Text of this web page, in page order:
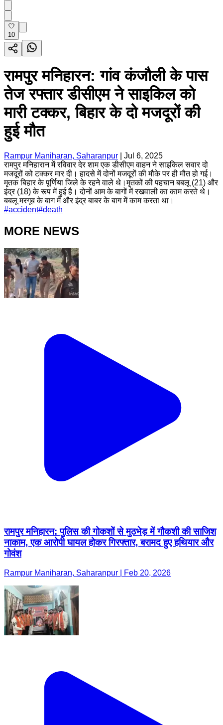
10
रामपुर मनिहारन: गांव कंजौली के पास
तेज रफ्तार डीसीएम ने साइकिल को
मारी टक्कर, बिहार के दो मजदूरों की
हुई मौत
Rampur Maniharan, Saharanpur
Jul 6, 2025
रामपुर मनिहारान में रविवार देर शाम एक डीसीएम वाहन ने साइकिल सवार दो
मजदूरों को टक्कर मार दी। हादसे में दोनों मजदूरों की मौके पर ही मौत हो गई।
मृतक बिहार के पूर्णिया जिले के रहने वाले थे।मृतकों की पहचान बबलू (21) और
इंद्र (18) के रूप में हुई है। दोनों आम के बागों में रखवाली का काम करते थे।
बबलू मरगूब के बाग में और इंद्र बाबर के बाग में काम करता था।
#accident#death
MORE NEWS
रामपुर मनिहारन: पुलिस की गोकशों से मुठभेड़ में गौकशी की साजिश
नाकाम, एक आरोपी घायल होकर गिरफ्तार, बरामद हुए हथियार और
गोवंश
Rampur Maniharan, Saharanpur | Feb 20, 2026